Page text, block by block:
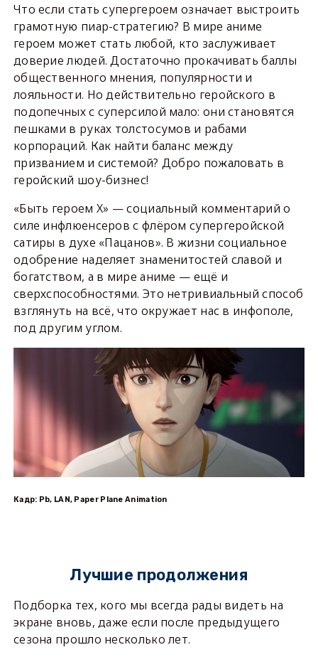
Что если стать супергероем означает выстроить
грамотную пиар-стратегию? В мире аниме
героем может стать любой, кто заслуживает
доверие людей. Достаточно прокачивать баллы
общественного мнения, популярности и
лояльности. Но действительно геройского в
подопечных с суперсилой мало: они становятся
пешками в руках толстосумов и рабами
корпораций. Как найти баланс между
призванием и системой? Добро пожаловать в
геройский шоу-бизнес!
«Быть героем Х» — социальный комментарий о
силе инфлюенсеров с флёром супергеройской
сатиры в духе «Пацанов». В жизни социальное
одобрение наделяет знаменитостей славой и
богатством, а в мире аниме — ещё и
сверхспособностями. Это нетривиальный способ
взглянуть на всё, что окружает нас в инфополе,
под другим углом.
Кадр: Pb, LAN, Paper Plane Animation
Лучшие продолжения
Подборка тех, кого мы всегда рады видеть на
экране вновь, даже если после предыдущего
сезона прошло несколько лет.